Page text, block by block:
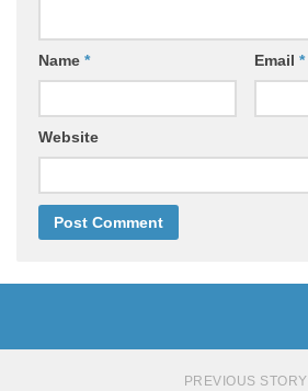
Name * Email *
Website
PREVIOUS STORY